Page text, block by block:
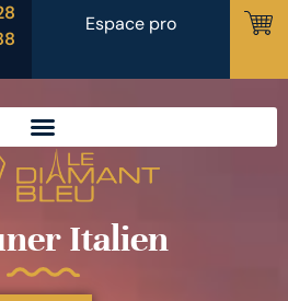
Espace pro
Italien